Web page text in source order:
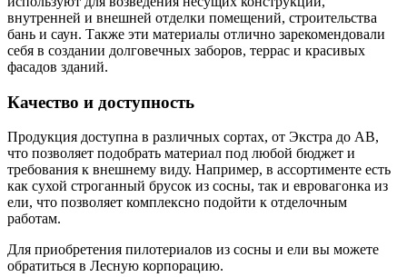
внутренней и внешней отделки помещений, строительства
бань и саун. Также эти материалы отлично зарекомендовали
себя в создании долговечных заборов, террас и красивых
фасадов зданий.
Качество и доступность
Продукция доступна в различных сортах, от Экстра до АВ,
что позволяет подобрать материал под любой бюджет и
требования к внешнему виду. Например, в ассортименте есть
как сухой строганный брусок из сосны, так и евровагонка из
ели, что позволяет комплексно подойти к отделочным
работам.
Для приобретения пилотериалов из сосны и ели вы можете
обратиться в Лесную корпорацию.